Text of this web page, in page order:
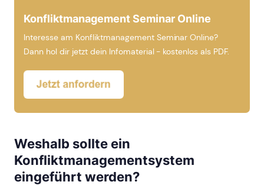
Konfliktmanagement Seminar Online
Interesse am Konfliktmanagement Seminar Online?
Dann hol dir jetzt dein Infomaterial - kostenlos als PDF.
Weshalb sollte ein
Konfliktmanagementsystem
eingeführt werden?